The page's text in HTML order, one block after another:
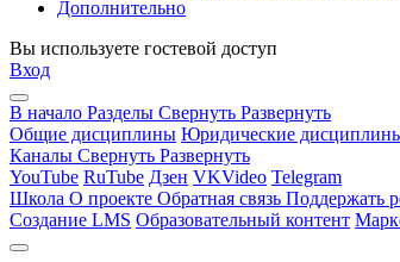
Дополнительно
Вы используете гостевой доступ
Вход
В начало Разделы Свернуть Развернуть
Общие дисциплины Юридические
Каналы Свернуть Развернуть
YouTube RuTube Дзен VKVideo Telegram
Школа О проекте Обратная связь Поддержать
Создание LMS Образовательный контент